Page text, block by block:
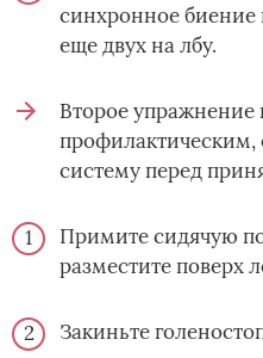
синхронное биение
еще двух на лбу.
Второе упражнение
профилактическим,
систему перед
Примите сидячую
разместите поверх
Закиньте